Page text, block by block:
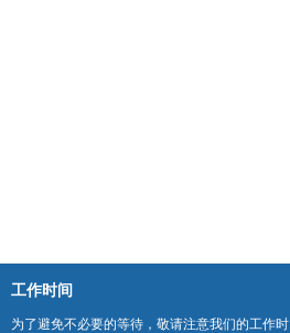
工作时间
为了避免不必要的等待，敬请注意我们的工作时